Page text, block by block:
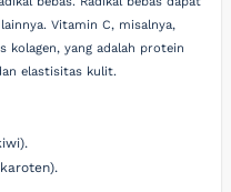
Vitamin C, misalnya,
kolagen, yang adalah protein
elastisitas kulit.